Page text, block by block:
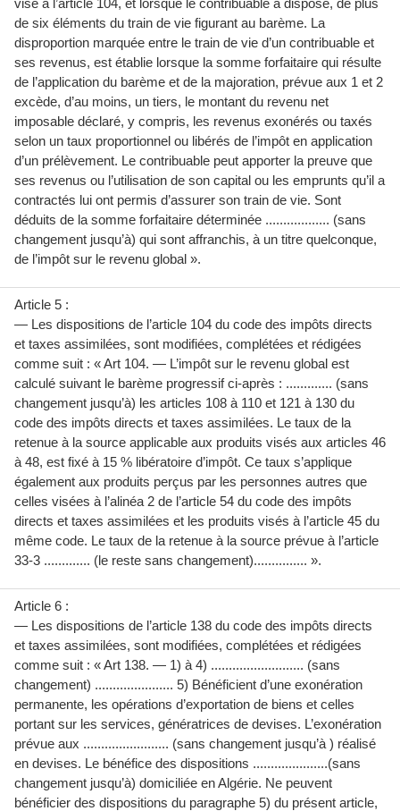
visé à l’article 104, et lorsque le contribuable a disposé, de plus
de six éléments du train de vie figurant au barème. La
disproportion marquée entre le train de vie d’un contribuable et
ses revenus, est établie lorsque la somme forfaitaire qui résulte
de l’application du barème et de la majoration, prévue aux 1 et 2
excède, d’au moins, un tiers, le montant du revenu net
imposable déclaré, y compris, les revenus exonérés ou taxés
selon un taux proportionnel ou libérés de l’impôt en application
d’un prélèvement. Le contribuable peut apporter la preuve que
ses revenus ou l’utilisation de son capital ou les emprunts qu’il a
contractés lui ont permis d’assurer son train de vie. Sont
déduits de la somme forfaitaire déterminée .................. (sans
changement jusqu’à) qui sont affranchis, à un titre quelconque,
de l’impôt sur le revenu global ».
Article 5 :
— Les dispositions de l’article 104 du code des impôts directs
et taxes assimilées, sont modifiées, complétées et rédigées
comme suit : « Art 104. — L’impôt sur le revenu global est
calculé suivant le barème progressif ci-après : ............. (sans
changement jusqu’à) les articles 108 à 110 et 121 à 130 du
code des impôts directs et taxes assimilées. Le taux de la
retenue à la source applicable aux produits visés aux articles 46
à 48, est fixé à 15 % libératoire d’impôt. Ce taux s’applique
également aux produits perçus par les personnes autres que
celles visées à l’alinéa 2 de l’article 54 du code des impôts
directs et taxes assimilées et les produits visés à l’article 45 du
même code. Le taux de la retenue à la source prévue à l’article
33-3 ............. (le reste sans changement)............... ».
Article 6 :
— Les dispositions de l’article 138 du code des impôts directs
et taxes assimilées, sont modifiées, complétées et rédigées
comme suit : « Art 138. — 1) à 4) .......................... (sans
changement) ...................... 5) Bénéficient d’une exonération
permanente, les opérations d’exportation de biens et celles
portant sur les services, génératrices de devises. L’exonération
prévue aux ........................ (sans changement jusqu’à ) réalisé
en devises. Le bénéfice des dispositions .....................(sans
changement jusqu’à) domiciliée en Algérie. Ne peuvent
bénéficier des dispositions du paragraphe 5) du présent article,